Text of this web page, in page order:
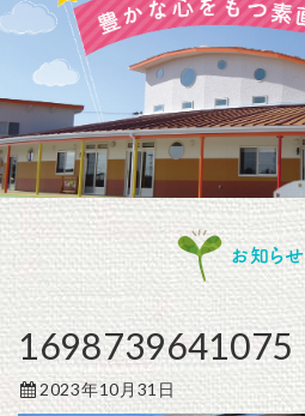
お知らせ
1698739641075
2023年10月31日